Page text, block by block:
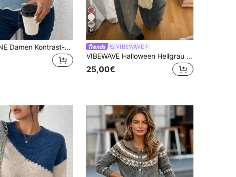
SHEIN LUNE Damen Kontrast-Farbiger V-Ausschnitt Oversized Langarm Lässig Pullover, Herbst/Winter, Langarm Oberteile
14
VIBEWAVE
VIBEWAVE Halloween Hellgrau Amerikanischer Vintage Lässig Zuhause Rundhals Pullover Herbst/Winter Locker geschnittene Schultern Weite Ärmel Premium Strick Oberteil
25,00€